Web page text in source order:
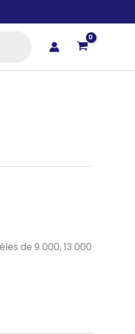
de 9 000, 13 000